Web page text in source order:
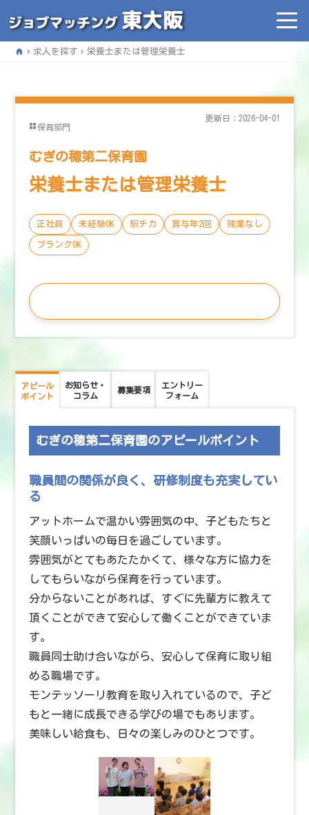
home 求人を探す 栄養士または管理栄養士
保育部門
更新日：2026-04-01
むぎの穂第二保育園
栄養士または管理栄養士
正社員 未経験OK 駅チカ 賞与年2回 残業なし
ブランクOK
アピール
ポイント
お知らせ・
コラム
募集要項
エントリー
フォーム
むぎの穂第二保育園のアピールポイント
職員間の関係が良く、研修制度も充実してい
る
アットホームで温かい雰囲気の中、子どもたちと
笑顔いっぱいの毎日を過ごしています。
雰囲気がとてもあたたかくて、様々な方に協力を
してもらいながら保育を行っています。
分からないことがあれば、すぐに先輩方に教えて
頂くことができて安心して働くことができていま
す。
職員同士助け合いながら、安心して保育に取り組
める職場です。
モンテッソーリ教育を取り入れているので、子ど
もと一緒に成長できる学びの場でもあります。
美味しい給食も、日々の楽しみのひとつです。